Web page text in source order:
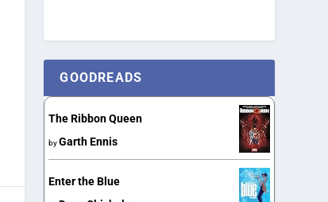
GOODREADS
The Ribbon Queen
byGarth Ennis
Enter the Blue